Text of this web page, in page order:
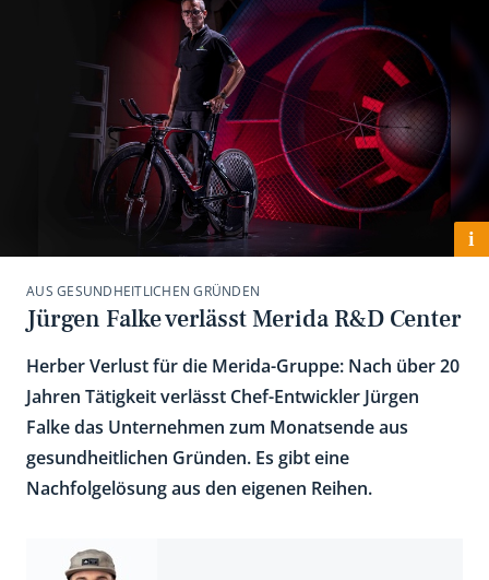
i
AUS GESUNDHEITLICHEN GRÜNDEN
Jürgen Falke verlässt Merida R&D Center
Herber Verlust für die Merida-Gruppe: Nach über 20
Jahren Tätigkeit verlässt Chef-Entwickler Jürgen
Falke das Unternehmen zum Monatsende aus
gesundheitlichen Gründen. Es gibt eine
Nachfolgelösung aus den eigenen Reihen.